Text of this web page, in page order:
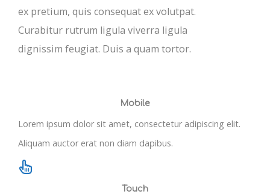
ex pretium, quis consequat ex volutpat.
Curabitur rutrum ligula viverra ligula
dignissim feugiat. Duis a quam tortor.
Mobile
Lorem ipsum dolor sit amet, consectetur adipiscing elit.
Aliquam auctor erat non diam dapibus.
Touch